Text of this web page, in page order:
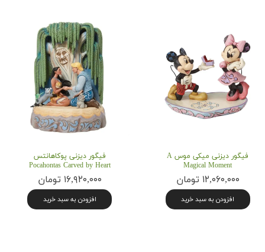
فیگور دیزنی میکی موس A
Magical Moment
۱۲,۰۶۰,۰۰۰ تومان
افزودن به سبد خرید
فیگور دیزنی پوکاهانتس
Pocahontas Carved by Heart
۱۶,۹۲۰,۰۰۰ تومان
افزودن به سبد خرید